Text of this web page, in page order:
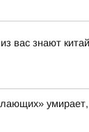
вас знают
умирает,